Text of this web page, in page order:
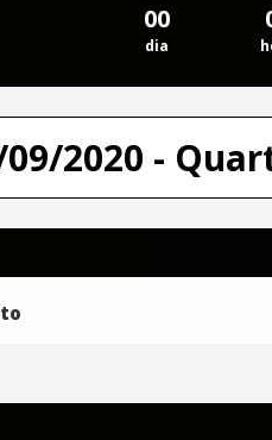
00
dia
2020 -